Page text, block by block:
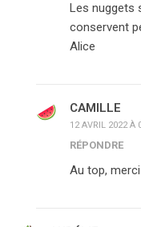
Les nuggets
conservent
Alice
CAMILLE
12 AVRIL 2022 À
RÉPONDRE
Au top,